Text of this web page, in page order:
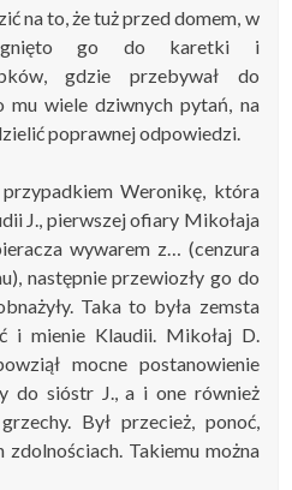
na to, że tuż przed domem, w
go do karetki i
gdzie przebywał do
mu wiele dziwnych pytań, na
poprawnej odpowiedzi.
Weronikę, która
J., pierwszej ofiary Mikołaja
wywarem z… (cenzura
następnie przewiozły go do
Taka to była zemsta
i mienie Klaudii. Mikołaj D.
mocne postanowienie
do sióstr J., a i one również
Był przecież, ponoć,
Takiemu można